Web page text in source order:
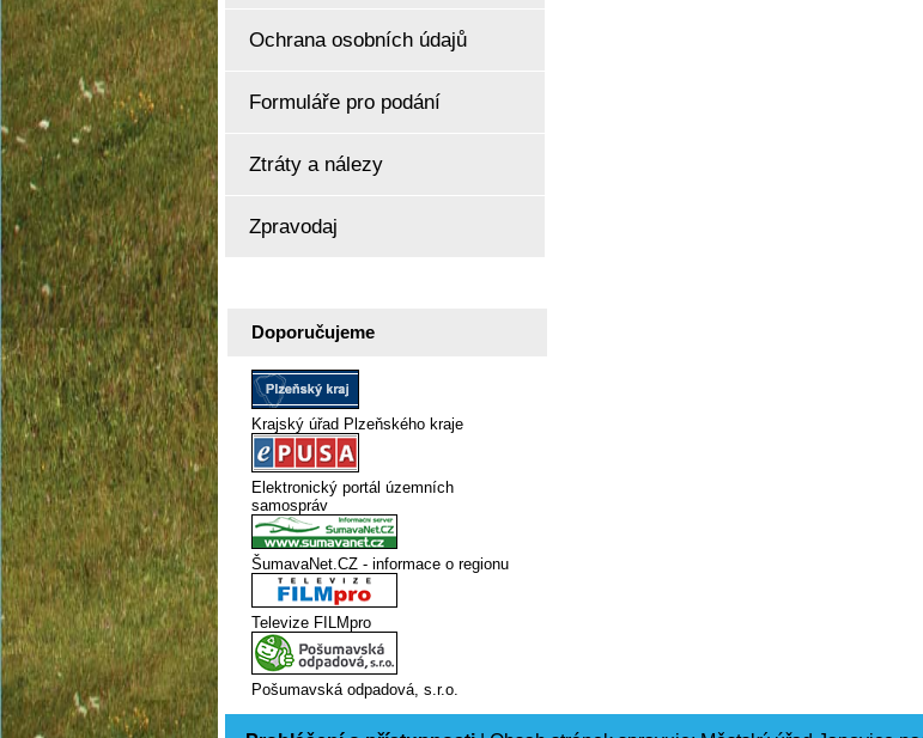
Ochrana osobních údajů
Formuláře pro podání
Ztráty a nálezy
Zpravodaj
Doporučujeme
Krajský úřad Plzeňského kraje
Elektronický portál územních
samospráv
ŠumavaNet.CZ - informace o regionu
Televize FILMpro
Pošumavská odpadová, s.r.o.